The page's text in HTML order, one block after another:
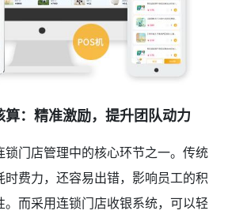
：精准激励，提升团队动力
锁门店管理中的核心环节之一。传统
费力，还容易出错，影响员工的积
而采用连锁门店收银系统，可以轻